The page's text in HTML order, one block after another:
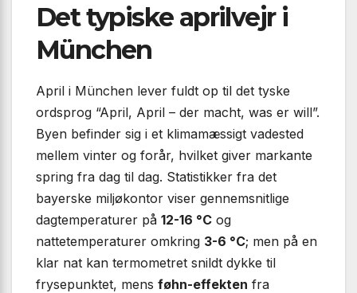
Det typiske aprilvejr i
München
April i München lever fuldt op til det tyske
ordsprog “April, April – der macht, was er will”.
Byen befinder sig i et klimamæssigt vadested
mellem vinter og forår, hvilket giver markante
spring fra dag til dag. Statistikker fra det
bayerske miljøkontor viser gennemsnitlige
dagtemperaturer på 12-16 °C og
nattetemperaturer omkring 3-6 °C; men på en
klar nat kan termometret snildt dykke til
frysepunktet, mens føhn-effekten fra